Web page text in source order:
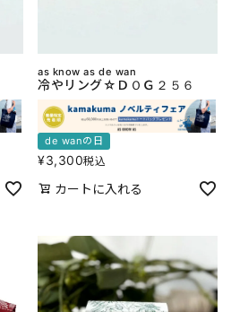
as know as de wan
冷やリング☆ＤＯＧ２５６
de wanの日
¥3,300税込
カートに入れる